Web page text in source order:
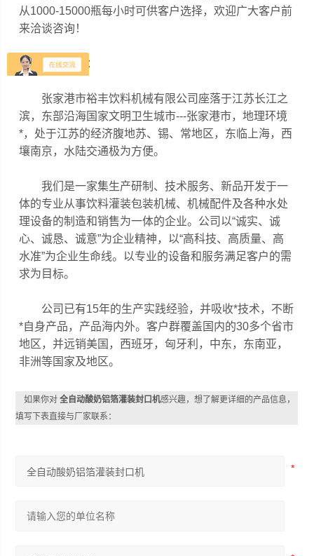
从1000-15000瓶每小时可供客户选择，欢迎广大客户前
来洽谈咨询！
公司简介：
张家港市裕丰饮料机械有限公司座落于江苏长江之
滨，东部沿海国家文明卫生城市---张家港市，地理环境
*，处于江苏的经济腹地苏、锡、常地区，东临上海，西
壤南京，水陆交通极为方便。
我们是一家集生产研制、技术服务、新品开发于一
体的专业从事饮料灌装包装机械、机械配件及各种水处
理设备的制造和销售为一体的企业。公司以“诚实、诚
心、诚恳、诚意”为企业精神，以“高科技、高质量、高
水准”为企业生命线。以专业的设备和服务满足客户的需
求为目标。
公司已有15年的生产实践经验，并吸收*技术，不断
*自身产品，产品海内外。客户群覆盖国内的30多个省市
地区，并远销美国，西班牙，匈牙利，中东，东南亚，
非洲等国家及地区。
如果你对全自动酸奶铝箔灌装封口机感兴趣，想了解更详细的产品信息，
填写下表直接与厂家联系：